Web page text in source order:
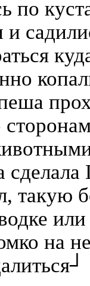
по
и
такую
на